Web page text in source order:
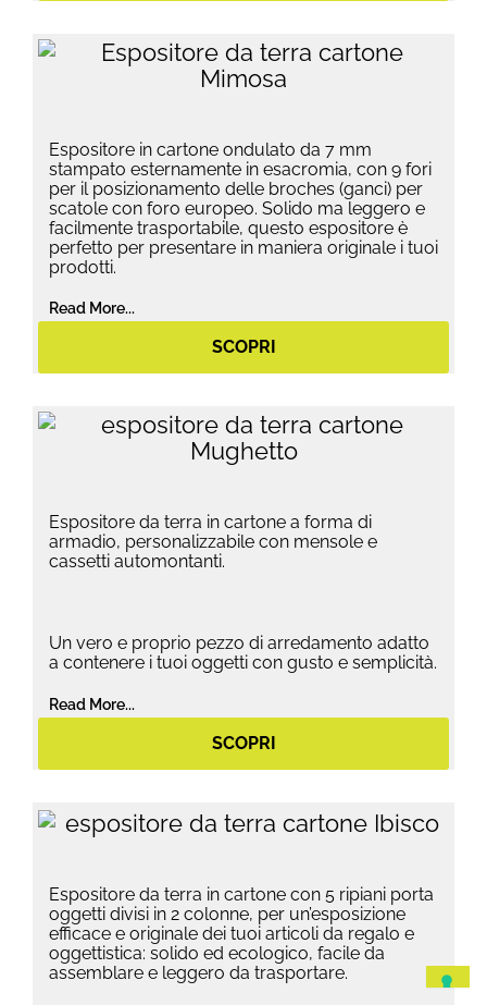
Espositore in cartone ondulato da 7 mm
stampato esternamente in esacromia, con 9 fori
per il posizionamento delle broches (ganci) per
scatole con foro europeo. Solido ma leggero e
facilmente trasportabile, questo espositore è
perfetto per presentare in maniera originale i tuoi
prodotti.
Read More...
SCOPRI
Espositore da terra in cartone a forma di
armadio, personalizzabile con mensole e
cassetti automontanti.
Un vero e proprio pezzo di arredamento adatto
a contenere i tuoi oggetti con gusto e semplicità.
Read More...
SCOPRI
Espositore da terra in cartone con 5 ripiani porta
oggetti divisi in 2 colonne, per un’esposizione
efficace e originale dei tuoi articoli da regalo e
oggettistica: solido ed ecologico, facile da
assemblare e leggero da trasportare.